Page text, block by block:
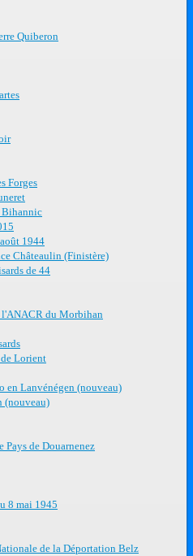
Quiberon
Forges
Bihannic
1944
Châteaulin (Finistère)
de 44
l'ANACR du Morbihan
Lorient
en Lanvénégen (nouveau)
(nouveau)
Pays de Douarnenez
8 mai 1945
de la Déportation Belz